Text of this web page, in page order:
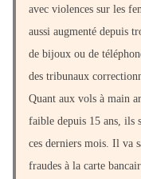
avec violences sur les
aussi augmenté depuis
de bijoux ou de
des tribunaux
Quant aux vols à main
faible depuis 15 ans, ils
ces derniers mois. Il va
fraudes à la carte